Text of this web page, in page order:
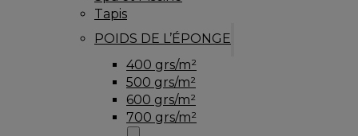
Tapis
POIDS DE L’ÉPONGE
400 grs/m²
500 grs/m²
600 grs/m²
700 grs/m²